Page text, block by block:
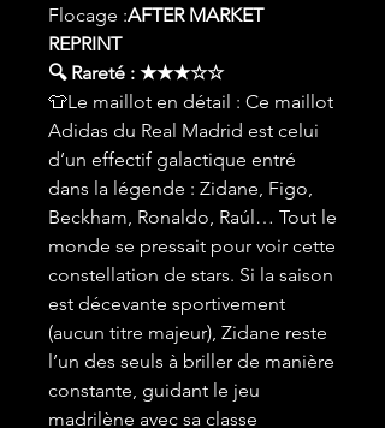
Flocage :AFTER MARKET
REPRINT
🔍 Rareté : ★★★☆☆
👕Le maillot en détail : Ce maillot
Adidas du Real Madrid est celui
d’un effectif galactique entré
dans la légende : Zidane, Figo,
Beckham, Ronaldo, Raúl… Tout le
monde se pressait pour voir cette
constellation de stars. Si la saison
est décevante sportivement
(aucun titre majeur), Zidane reste
l’un des seuls à briller de manière
constante, guidant le jeu
madrilène avec sa classe